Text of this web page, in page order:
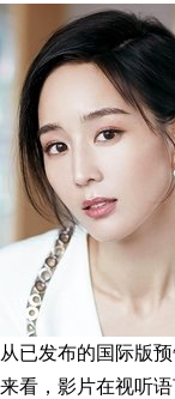
从已发布的国际
来看，影片在视听